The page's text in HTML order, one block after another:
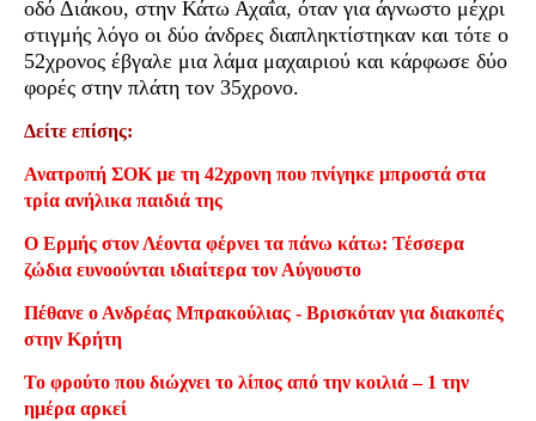
οδό Διάκου, στην Κάτω Αχαΐα, όταν για άγνωστο μέχρι
στιγμής λόγο οι δύο άνδρες διαπληκτίστηκαν και τότε ο
52χρονος έβγαλε μια λάμα μαχαιριού και κάρφωσε δύο
φορές στην πλάτη τον 35χρονο.
Δείτε επίσης:
Ανατροπή ΣΟΚ με τη 42χρονη που πνίγηκε μπροστά στα
τρία ανήλικα παιδιά της
Ο Ερμής στον Λέοντα φέρνει τα πάνω κάτω: Τέσσερα
ζώδια ευνοούνται ιδιαίτερα τον Αύγουστο
Πέθανε ο Ανδρέας Μπρακούλιας - Βρισκόταν για διακοπές
στην Κρήτη
Το φρούτο που διώχνει το λίπος από την κοιλιά – 1 την
ημέρα αρκεί